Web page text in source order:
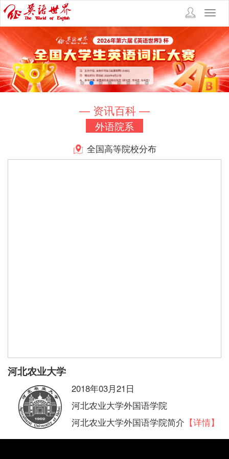
— 资讯百科 —
外语院系
全国高等院校分布
河北农业大学
2018年03月21日
河北农业大学外国语学院
河北农业大学外国语学院简介 【详情】